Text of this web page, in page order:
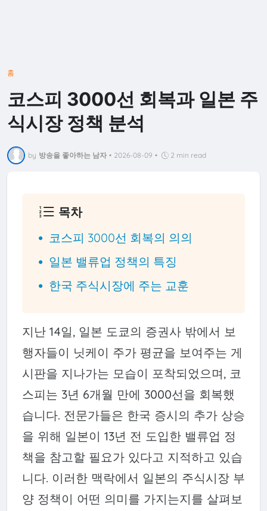
홈
코스피 3000선 회복과 일본 주
식시장 정책 분석
by 방송을 좋아하는 남자 • 2026-08-09 • 2 min read
목차
코스피 3000선 회복의 의의
일본 밸류업 정책의 특징
한국 주식시장에 주는 교훈
지난 14일, 일본 도쿄의 증권사 밖에서 보
행자들이 닛케이 주가 평균을 보여주는 게
시판을 지나가는 모습이 포착되었으며, 코
스피는 3년 6개월 만에 3000선을 회복했
습니다. 전문가들은 한국 증시의 추가 상승
을 위해 일본이 13년 전 도입한 밸류업 정
책을 참고할 필요가 있다고 지적하고 있습
니다. 이러한 맥락에서 일본의 주식시장 부
양 정책이 어떤 의미를 가지는지를 살펴보